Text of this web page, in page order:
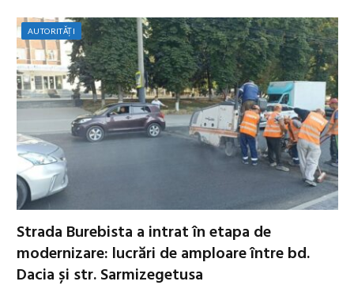
AUTORITĂȚI
Strada Burebista a intrat în etapa de
modernizare: lucrări de amploare între bd.
Dacia și str. Sarmizegetusa